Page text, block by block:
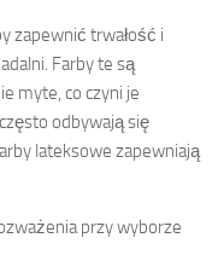
zapewnić trwałość i
Farby te są
myte, co czyni je
odbywają się
lateksowe zapewniają
przy wyborze